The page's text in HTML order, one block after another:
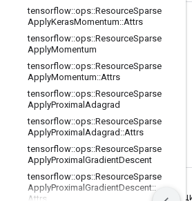
tensorflow::ops::ResourceSparse
ApplyKerasMomentum::Attrs
tensorflow::ops::ResourceSparse
ApplyMomentum
tensorflow::ops::ResourceSparse
ApplyMomentum::Attrs
tensorflow::ops::ResourceSparse
ApplyProximal Adagrad
tensorflow::ops::ResourceSparse
ApplyProximal Adagrad ::Attrs
tensorflow::ops::ResourceSparse
ApplyProximal GradientDescent
tensorflow::ops::ResourceSparse
ApplyProximalGradientDescent::
Attrs
Мы в социальных сетях
Блог
Форум
GitHub
Twitter
YouTube
Условия использования